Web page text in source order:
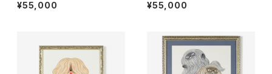
¥55,000 ¥55,000